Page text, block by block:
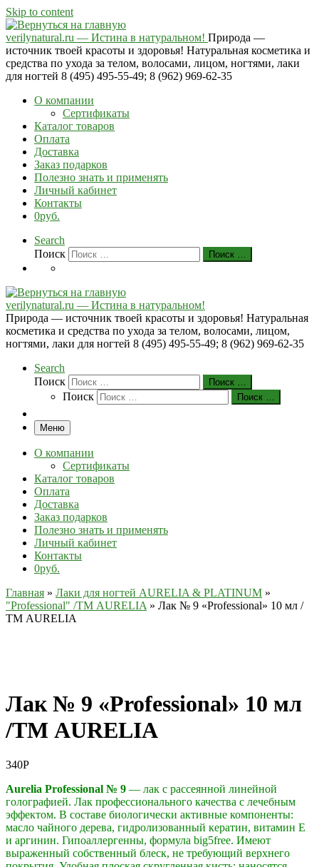
Skip to content
verilynatural.ru — Истина в натуральном! Природа —
источник твоей красоты и здоровья! Натуральная косметика и
средства по ухода за телом, волосами, лицом, ногтями, лаки
для ногтей 8 (495) 495-55-49; 8 (962) 969-62-35
О компании
Сертификаты
Каталог товаров
Оплата
Доставка
Заказ подарков
Полезно знать и применять
Личный кабинет
Контакты
0руб.
Search
Поиск
Поиск …
verilynatural.ru — Истина в натуральном!
Природа — источник твоей красоты и здоровья! Натуральная
косметика и средства по ухода за телом, волосами, лицом,
ногтями, лаки для ногтей 8 (495) 495-55-49; 8 (962) 969-62-35
Search
Поиск
Поиск …
Поиск Поиск …
Меню
О компании
Сертификаты
Каталог товаров
Оплата
Доставка
Заказ подарков
Полезно знать и применять
Личный кабинет
Контакты
0руб.
Главная » Лаки для ногтей AURELIA & PLATINUM »
"Professional" /ТМ AURELIA » Лак № 9 «Professional» 10 мл /
ТМ AURELIA
Лак № 9 «Professional» 10 мл
/ТМ AURELIA
340Р
Aurelia Professional № 9 — лак с рассеянной линейной
голографией. Лак профессионального качества с лечебным
эффектом. В составе биологически активные компоненты:
масло чайного дерева, гидролизованный кератин, витамин Е
и аргинин. Гипоаллергенны, формула big5free. Имеют
выраженный собственный блеск, не требующий верхнего